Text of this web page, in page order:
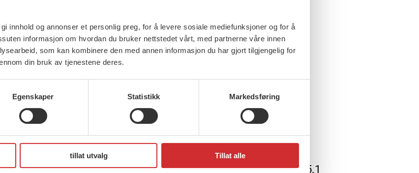
innhold og annonser et personlig preg, for å levere sosiale mediefunksjoner og for å
informasjon om hvordan du bruker nettstedet vårt, med partnerne våre innen
som kan kombinere den med annen informasjon du har gjort tilgjengelig for
din bruk av tjenestene deres.
Egenskaper Statistikk Markedsføring
tillat utvalg Tillat alle
2019
uttalelse
vedtar «Kvinnepolitisk
27 november, 2019
Stortinget må ta ansvar for
trygdeskandalen
Uttalelse fremmet under sak 5.1